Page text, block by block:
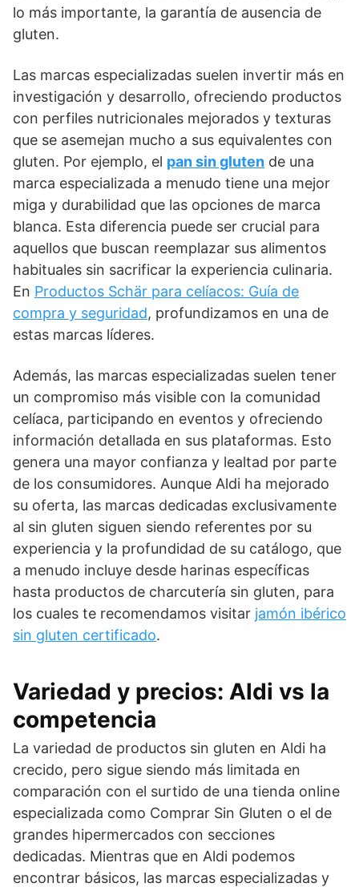
lo más importante, la garantía de ausencia de
gluten.
Las marcas especializadas suelen invertir más en
investigación y desarrollo, ofreciendo productos
con perfiles nutricionales mejorados y texturas
que se asemejan mucho a sus equivalentes con
gluten. Por ejemplo, el pan sin gluten de una
marca especializada a menudo tiene una mejor
miga y durabilidad que las opciones de marca
blanca. Esta diferencia puede ser crucial para
aquellos que buscan reemplazar sus alimentos
habituales sin sacrificar la experiencia culinaria.
En Productos Schär para celíacos: Guía de
compra y seguridad, profundizamos en una de
estas marcas líderes.
Además, las marcas especializadas suelen tener
un compromiso más visible con la comunidad
celíaca, participando en eventos y ofreciendo
información detallada en sus plataformas. Esto
genera una mayor confianza y lealtad por parte
de los consumidores. Aunque Aldi ha mejorado
su oferta, las marcas dedicadas exclusivamente
al sin gluten siguen siendo referentes por su
experiencia y la profundidad de su catálogo, que
a menudo incluye desde harinas específicas
hasta productos de charcutería sin gluten, para
los cuales te recomendamos visitar jamón ibérico
sin gluten certificado.
Variedad y precios: Aldi vs la
competencia
La variedad de productos sin gluten en Aldi ha
crecido, pero sigue siendo más limitada en
comparación con el surtido de una tienda online
especializada como Comprar Sin Gluten o el de
grandes hipermercados con secciones
dedicadas. Mientras que en Aldi podemos
encontrar básicos, las marcas especializadas y